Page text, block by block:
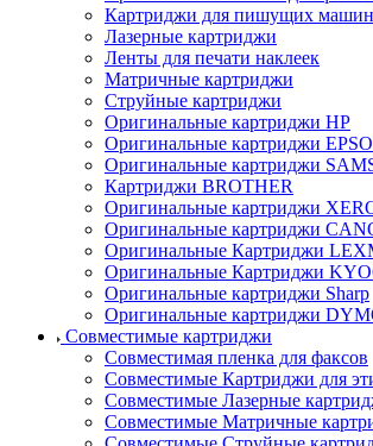
Картриджи для пишущих
Лазерные картриджи
Ленты для печати наклеек
Матричные картриджи
Струйные картриджи
Оригинальные картриджи HP
Оригинальные картриджи
Оригинальные картриджи
Картриджи BROTHER
Оригинальные картриджи
Оригинальные картриджи
Оригинальные Картриджи
Оригинальные Картриджи
Оригинальные картриджи Sharp
Оригинальные картриджи
Совместимые картриджи
Совместимая пленка для факсов
Совместимые Картриджи для
Совместимые Лазерные
Совместимые Матричные